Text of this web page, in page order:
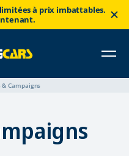
à prix imbattables.
& Campaigns